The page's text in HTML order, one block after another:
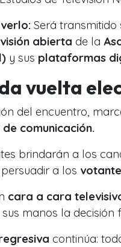
Será
abierta de la
y sus plataformas
vuelta
del encuentro,
comunicación.
brindarán a los
a los
cara a cara
manos la decisión
continúa: